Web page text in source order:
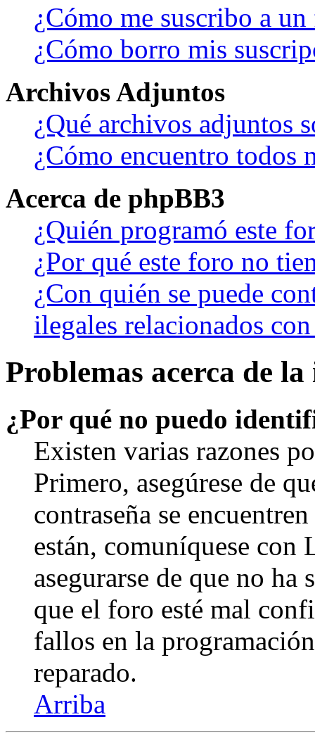
¿Cómo me suscribo a
¿Cómo borro mis
Archivos Adjuntos
¿Qué archivos adjuntos
¿Cómo encuentro todos
Acerca de phpBB3
¿Quién programó este
¿Por qué este foro no
¿Con quién se puede
ilegales relacionados
Problemas acerca de
¿Por qué no puedo
Existen varias razones
Primero, asegúrese de
contraseña se
están, comuníquese
asegurarse de que no
que el foro esté mal
fallos en la
reparado.
Arriba